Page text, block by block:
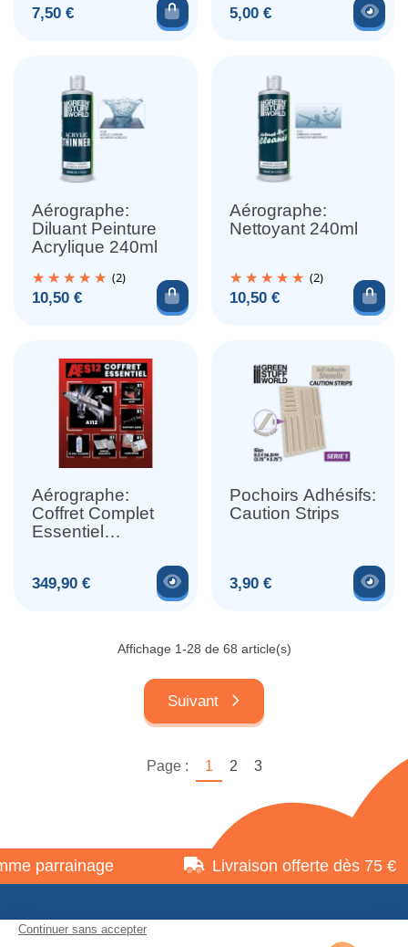
Prix
7,50 € Ajouter au panier
Prix
5,00 €
Aérographe:
Diluant Peinture
Acrylique 240ml
(2)
Prix
10,50 € Ajouter au panier
Aérographe:
Nettoyant 240ml
(2)
Prix
10,50 €
Aérographe:
Coffret Complet
Essentiel
Prix
349,90 € Voir le produit
Pochoirs Adhésifs:
Caution Strips
Prix
3,90 €
Affichage 1-28 de 68 article(s)
Suivant
Page : 1 2 3
Livraison offerte dès 75 €